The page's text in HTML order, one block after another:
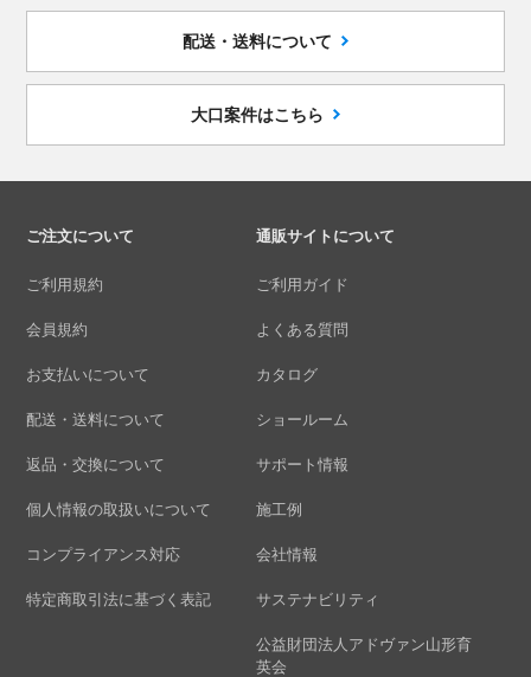
配送・送料について
大口案件はこちら
ご注文について
ご利用規約
会員規約
お支払いについて
配送・送料について
返品・交換について
個人情報の取扱いについて
コンプライアンス対応
特定商取引法に基づく表記
通販サイトについて
ご利用ガイド
よくある質問
カタログ
ショールーム
サポート情報
施工例
会社情報
サステナビリティ
公益財団法人アドヴァン山形育
英会